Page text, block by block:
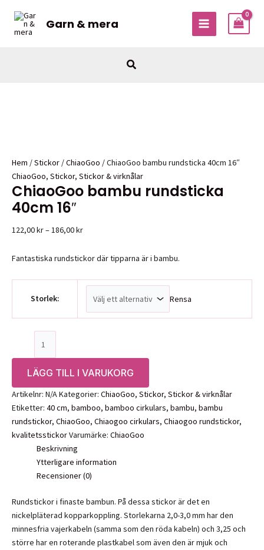
innehåll
Garn & mera
MAIN
Sök
Hem /Stickor /ChiaoGoo / ChiaoGoo bambu rundsticka 40cm 16″
ChiaoGoo, Stickor, Stickor & virknålar
ChiaoGoo bambu rundsticka
40cm 16″
122,00kr–186,00krPrisintervall:
till
Fantastiska rundstickor där tipparna är i bambu.
Storlek: Rensa
40cm
16"
mängd
LÄGG TILL I VARUKORG
Artikelnr: N/AKategorier: ChiaoGoo, Stickor, Stickor & virknålar
Etiketter: 40 cm, bamboo, bamboo cirkulars, bambu, bambu
rundstickor, ChiaoGoo, Chiaogoo cirkulars, Chiaogoo rundstickor,
kvalitetsstickorVarumärke: ChiaoGoo
Beskrivning
Ytterligare information
Recensioner (0)
Rundstickor i finaste bambun. På dessa stickor är det en
nickelpläterad kopparkoppling. Storlekarna 2,0-3,0 mm har den
minnesfria vajerkabeln (samma som den röda kabeln) och 3,25 och
större har en roterande plastkabel som även den är mjuk och